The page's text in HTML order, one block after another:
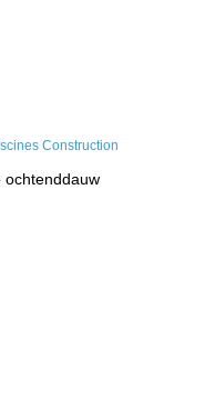
ochtenddauw